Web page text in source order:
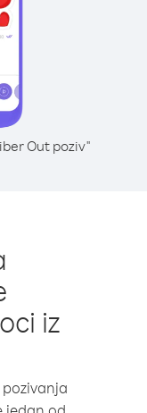
Out poziv"
iz